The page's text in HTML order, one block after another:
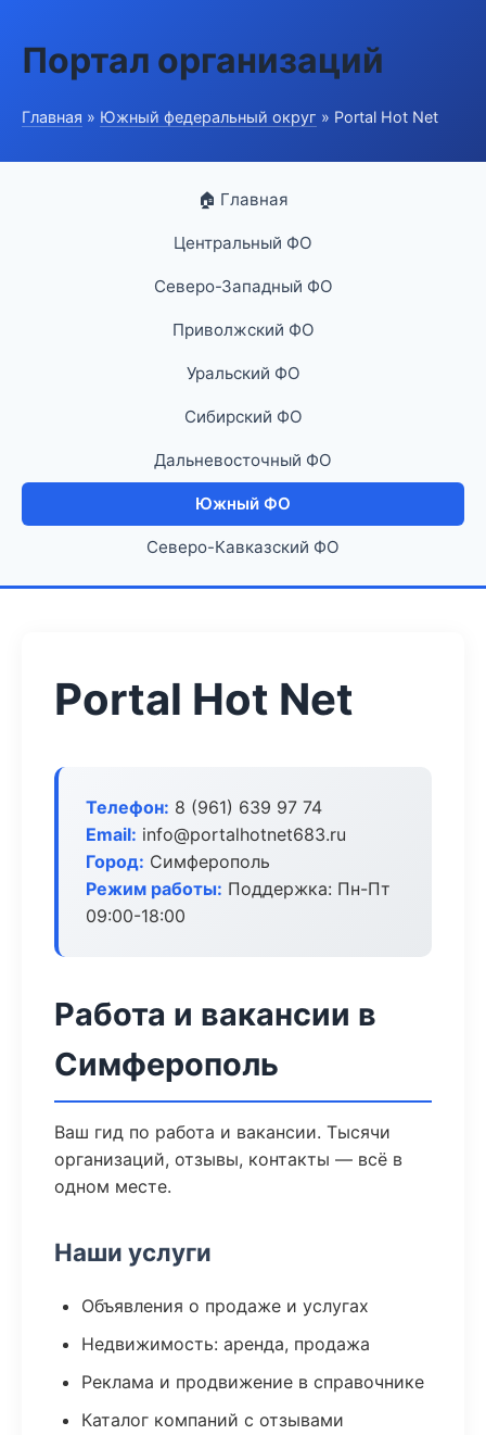
Портал организаций
Главная » Южный федеральный округ » Portal Hot Net
🏠 Главная
Центральный ФО
Северо-Западный ФО
Приволжский ФО
Уральский ФО
Сибирский ФО
Дальневосточный ФО
Южный ФО
Северо-Кавказский ФО
Portal Hot Net
Телефон: 8 (961) 639 97 74
Email: info@portalhotnet683.ru
Город: Симферополь
Режим работы: Поддержка: Пн-Пт
09:00-18:00
Работа и вакансии в
Симферополь
Ваш гид по работа и вакансии. Тысячи
организаций, отзывы, контакты — всё в
одном месте.
Наши услуги
Объявления о продаже и услугах
Недвижимость: аренда, продажа
Реклама и продвижение в справочнике
Каталог компаний с отзывами